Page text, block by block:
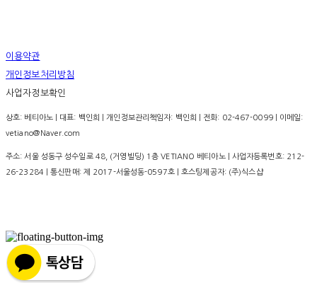
이용약관
개인정보처리방침
사업자정보확인
상호: 베티아노 | 대표: 백인희 | 개인정보관리책임자: 백인희 | 전화: 02-467-0099 | 이메일:
vetiano@Naver.com
주소: 서울 성동구 성수일로 48, (거영빌딩) 1층 VETIANO 베티아노 | 사업자등록번호: 212-
26-23284 | 통신판매: 제 2017-서울성동-0597호| 호스팅제공자: (주)식스샵